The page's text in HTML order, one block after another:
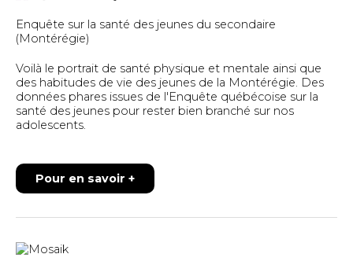
Enquête sur la santé des jeunes du secondaire
(Montérégie)
Voilà le portrait de santé physique et mentale ainsi que
des habitudes de vie des jeunes de la Montérégie. Des
données phares issues de l'Enquête québécoise sur la
santé des jeunes pour rester bien branché sur nos
adolescents.
Pour en savoir +